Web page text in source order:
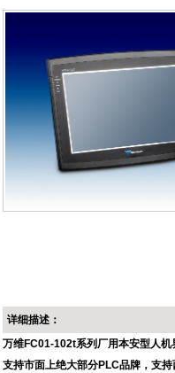
详细描述：
万维FC01-102t系列厂用本安型人机
支持市面上绝大部分PLC品牌，支持